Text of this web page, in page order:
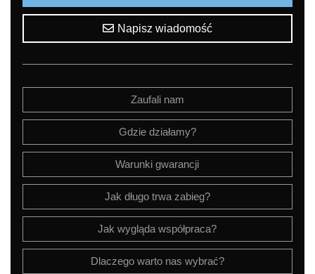
Napisz wiadomość
Zaufali nam
Gdzie działamy?
Warunki gwarancji
Jak długo trwa zabieg?
Jak wygląda współpraca?
Dlaczego warto nas wybrać?